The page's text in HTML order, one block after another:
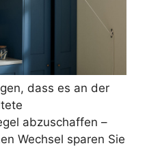
dass es an der
abzuschaffen –
Wechsel sparen Sie